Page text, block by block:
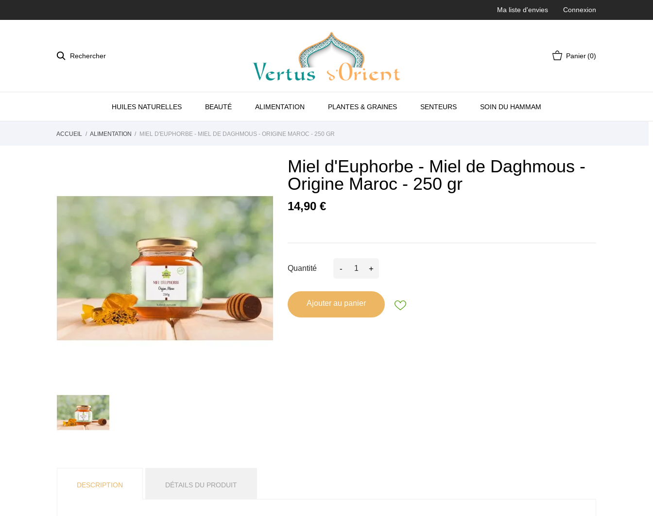
Ma liste d'envies Connexion
Rechercher Panier(0)
HUILES NATURELLES BEAUTÉ ALIMENTATION PLANTES & GRAINES SENTEURS SOIN DU HAMMAM
ACCUEIL ALIMENTATION MIEL D'EUPHORBE - MIEL DE DAGHMOUS - ORIGINE MAROC - 250 GR
Miel d'Euphorbe - Miel de Daghmous -
Origine Maroc - 250 gr
14,90 €
Quantité - +
Ajouter au panier
DESCRIPTION DÉTAILS DU PRODUIT